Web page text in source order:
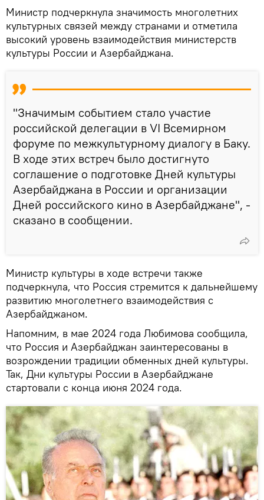
Министр подчеркнула значимость многолетних
культурных связей между странами и отметила
высокий уровень взаимодействия министерств
культуры России и Азербайджана.
"Значимым событием стало участие
российской делегации в VI Всемирном
форуме по межкультурному диалогу в Баку.
В ходе этих встреч было достигнуто
соглашение о подготовке Дней культуры
Азербайджана в России и организации
Дней российского кино в Азербайджане", -
сказано в сообщении.
Министр культуры в ходе встречи также
подчеркнула, что Россия стремится к дальнейшему
развитию многолетнего взаимодействия с
Азербайджаном.
Напомним, в мае 2024 года Любимова сообщила,
что Россия и Азербайджан заинтересованы в
возрождении традиции обменных дней культуры.
Так, Дни культуры России в Азербайджане
стартовали с конца июня 2024 года.